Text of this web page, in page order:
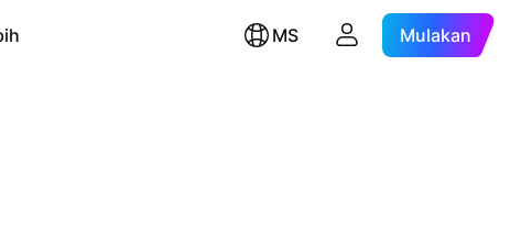
MS Mulakan